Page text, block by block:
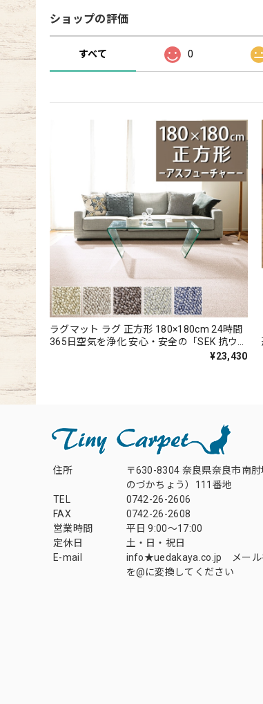
ショップの評価
すべて 0
ラグマット ラグ 正方形 180×180cm 24時間
365日空気を浄化 安心・安全の「SEK 抗ウイ
ルス加工」+「SEK 制菌加工」雰囲気のある
¥23,430
住所
〒630-8304 奈良県奈良市南
のづかちょう）111番地
TEL
0742-26-2606
FAX
0742-26-2608
営業時間
平日 9:00～17:00
定休日
土・日・祝日
E-mail
info★uedakaya.co.jp メール
を@に変換してください